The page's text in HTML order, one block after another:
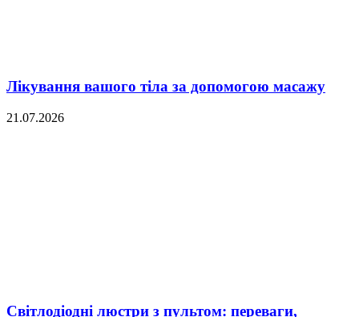
Лікування вашого тіла за допомогою масажу
21.07.2026
Світлодіодні люстри з пультом: переваги,